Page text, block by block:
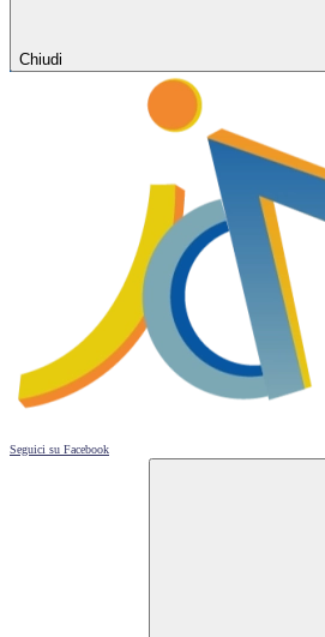
Chiudi
Seguici su Facebook